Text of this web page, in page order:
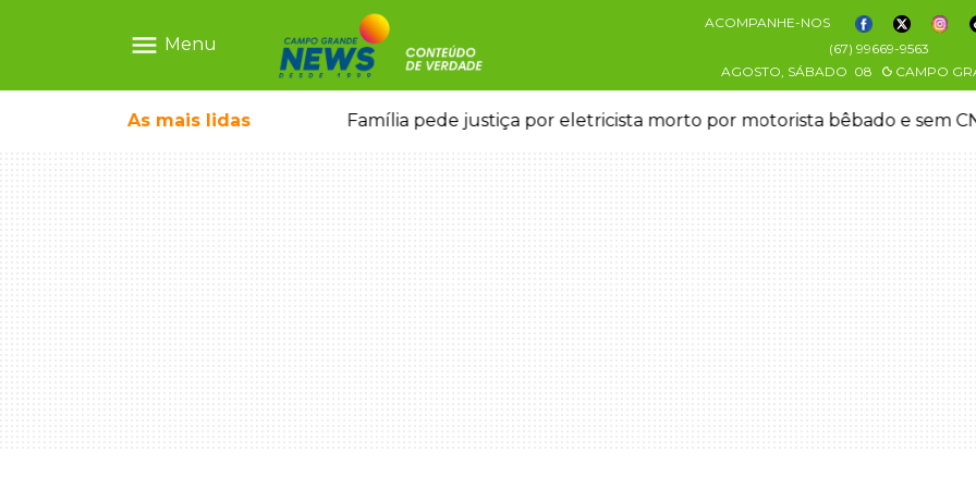
menu Menu
ACOMPANHE-NOS
(67) 99669-9563
AGOSTO, SÁBADO 08 CAMPO
As mais lidas
ligada a laboratório ilegal Família pede justiça por eletricista morto por motorista bêbado e sem